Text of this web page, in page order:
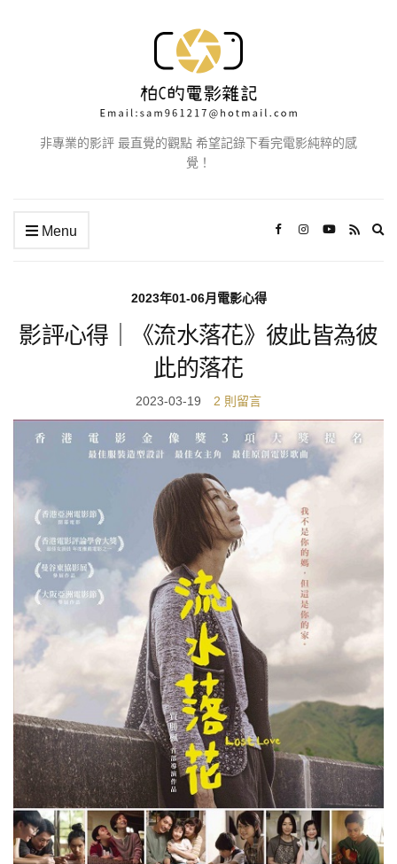
非專業的影評 最直覺的觀點 希望記錄下看完電影純粹的感
覺！
Menu
2023年01-06月電影心得
影評心得｜《流水落花》彼此皆為彼
此的落花
2023-03-19 2 則留言